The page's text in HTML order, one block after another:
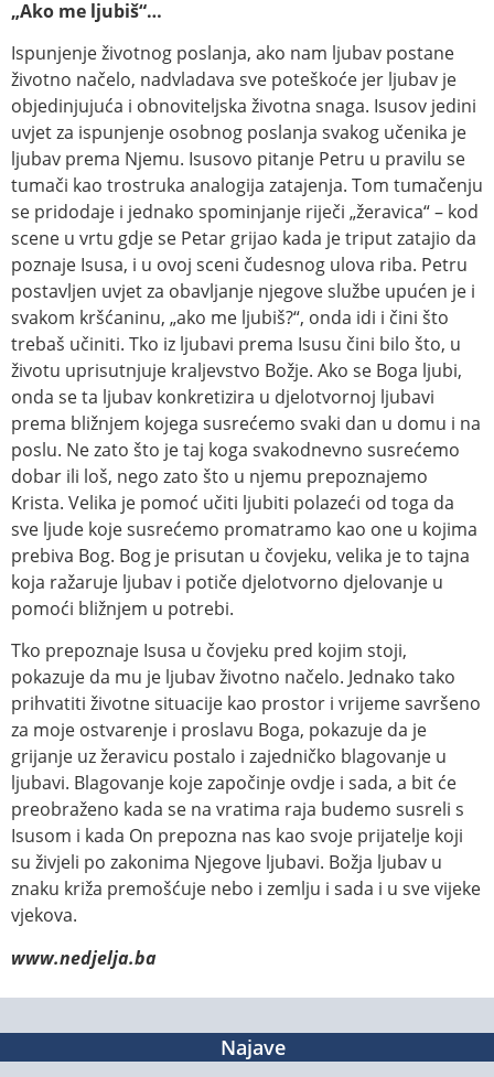
„Ako me ljubiš“…
Ispunjenje životnog poslanja, ako nam ljubav postane
životno načelo, nadvladava sve poteškoće jer ljubav je
objedinjujuća i obnoviteljska životna snaga. Isusov jedini
uvjet za ispunjenje osobnog poslanja svakog učenika je
ljubav prema Njemu. Isusovo pitanje Petru u pravilu se
tumači kao trostruka analogija zatajenja. Tom tumačenju
se pridodaje i jednako spominjanje riječi „žeravica“ – kod
scene u vrtu gdje se Petar grijao kada je triput zatajio da
poznaje Isusa, i u ovoj sceni čudesnog ulova riba. Petru
postavljen uvjet za obavljanje njegove službe upućen je i
svakom kršćaninu, „ako me ljubiš?“, onda idi i čini što
trebaš učiniti. Tko iz ljubavi prema Isusu čini bilo što, u
životu uprisutnjuje kraljevstvo Božje. Ako se Boga ljubi,
onda se ta ljubav konkretizira u djelotvornoj ljubavi
prema bližnjem kojega susrećemo svaki dan u domu i na
poslu. Ne zato što je taj koga svakodnevno susrećemo
dobar ili loš, nego zato što u njemu prepoznajemo
Krista. Velika je pomoć učiti ljubiti polazeći od toga da
sve ljude koje susrećemo promatramo kao one u kojima
prebiva Bog. Bog je prisutan u čovjeku, velika je to tajna
koja ražaruje ljubav i potiče djelotvorno djelovanje u
pomoći bližnjem u potrebi.
Tko prepoznaje Isusa u čovjeku pred kojim stoji,
pokazuje da mu je ljubav životno načelo. Jednako tako
prihvatiti životne situacije kao prostor i vrijeme savršeno
za moje ostvarenje i proslavu Boga, pokazuje da je
grijanje uz žeravicu postalo i zajedničko blagovanje u
ljubavi. Blagovanje koje započinje ovdje i sada, a bit će
preobraženo kada se na vratima raja budemo susreli s
Isusom i kada On prepozna nas kao svoje prijatelje koji
su živjeli po zakonima Njegove ljubavi. Božja ljubav u
znaku križa premošćuje nebo i zemlju i sada i u sve vijeke
vjekova.
www.nedjelja.ba
Najave